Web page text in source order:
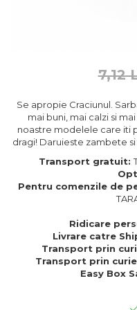
Diplome si Plachete
Insigne
Felicitari din lemn
Felicitari pentru cei dragi
Felicitari cu model
Aromaterapie
Papioane din lemn
Decoratiuni pentru casa
7,12
Se apropie Craciunul.
mai buni, mai calzi si
noastre modelele care iti
dragi! Daruieste zambete
Transport gratuit:
Pentru comenzile de
Ridicare
Livrare catre
Transport prin
Transport prin
Easy Box